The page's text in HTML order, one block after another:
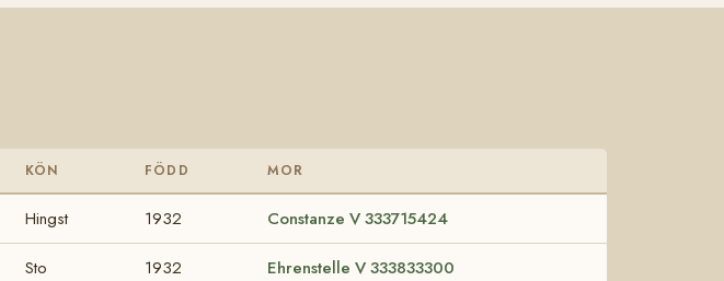
KÖN FÖDD MOR
Hingst 1932 Constanze V 333715424
Sto 1932 Ehrenstelle V 333833300